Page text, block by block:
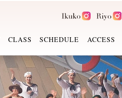
CLASS SCHEDULE ACCESS